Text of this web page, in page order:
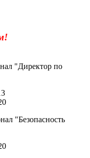
"Директор по
"Безопасность